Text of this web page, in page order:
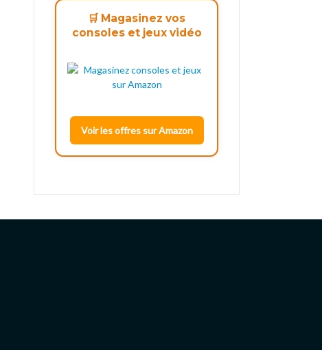
🛒 Magasinez vos
consoles et jeux vidéo
Voir les offres sur Amazon